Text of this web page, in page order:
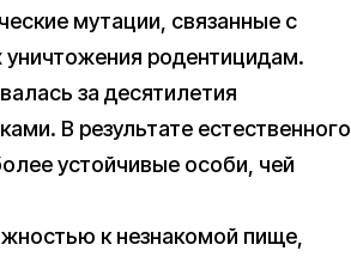
мутации, связанные с
родентицидам.
за десятилетия
В результате естественного
устойчивые особи, чей
к незнакомой пище,